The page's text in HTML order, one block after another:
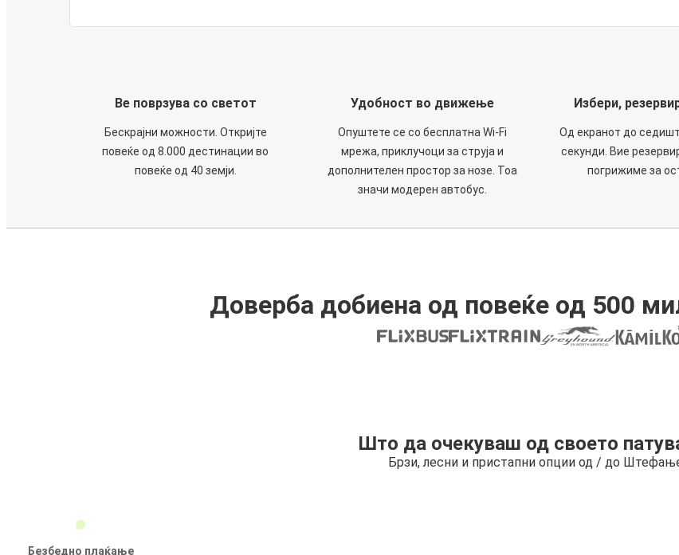
Ве поврзува со светот
Бескрајни можности. Откријте
повеќе од 8.000 дестинации во
повеќе од 40 земји.
Удобност во движење
Опуштете се со бесплатна Wi-Fi
мрежа, приклучоци за струја и
дополнителен простор за нозе. Тоа
значи модерен автобус.
Избери,
Од екранот до
секунди. Вие
погрижиме за
Доверба добиена од повеќе од 500
Што да очекуваш од своето
Брзи, лесни и пристапни опции од / до
Безбедно плаќање